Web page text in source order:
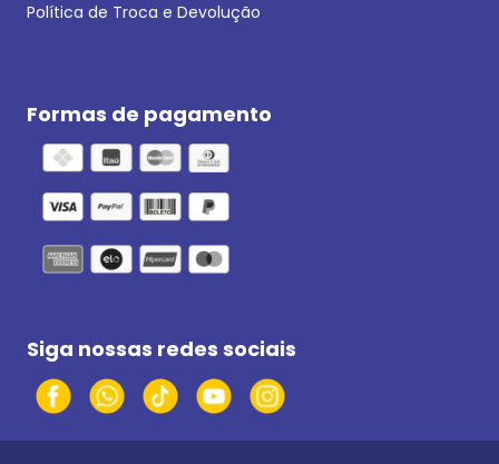
Política de Troca e Devolução
Formas de pagamento
Siga nossas redes sociais